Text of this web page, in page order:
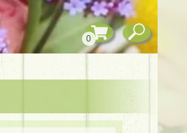
0